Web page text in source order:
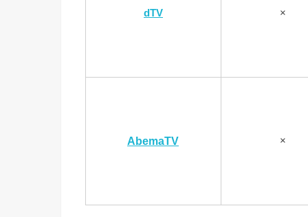
dTV ×
AbemaTV ×